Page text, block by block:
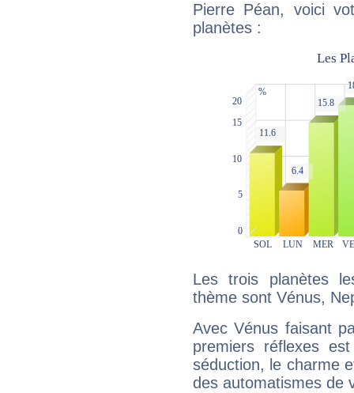
Pierre Péan, voici
planètes :
Les trois planètes
thème sont Vénus,
Avec Vénus faisant
premiers réflexes
séduction, le charme
des automatismes de